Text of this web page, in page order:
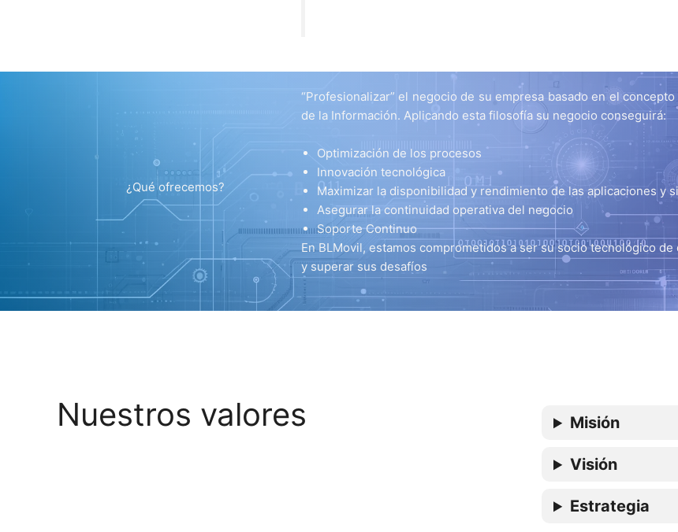
¿Qué ofrecemos?
“Profesionalizar” el negocio de su empresa basado en el
de la Información. Aplicando esta filosofía su negocio conseguirá:
Optimización de los procesos
Innovación tecnológica
Maximizar la disponibilidad y rendimiento de las aplicaciones y
Asegurar la continuidad operativa del negocio
Soporte Continuo
En BLMovil, estamos comprometidos a ser su socio tecnológico
y superar sus desafíos
Nuestros valores Misión
Visión
Estrategia